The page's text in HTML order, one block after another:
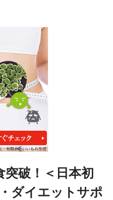
突破！＜日本初
ダイエットサポ